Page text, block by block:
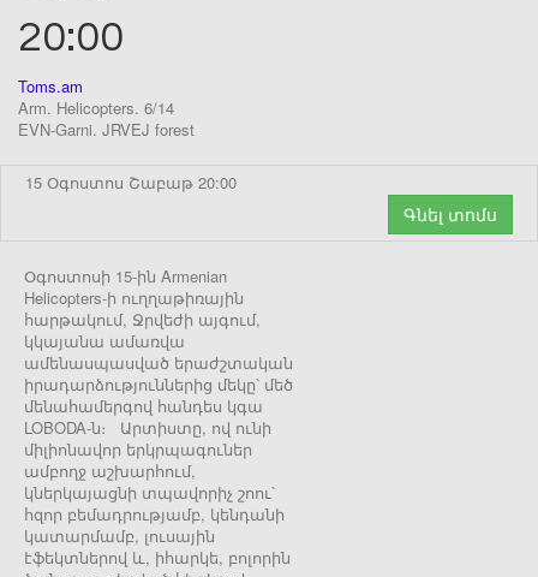
20:00
Toms.am
Arm. Helicopters. 6/14
EVN-Garni. JRVEJ forest
15 Օգոստոս Շաբաթ 20:00
Գնել տոմս
Օգոստոսի 15-ին Armenian
Helicopters-ի ուղղաթիռային
հարթակում, Ջրվեժի այգում,
կկայանա ամառվա
ամենասպասված երաժշտական
իրադարձություններից մեկը՝ մեծ
մենահամերգով հանդես կգա
LOBODA-ն։ Արտիստը, ով ունի
միլիոնավոր երկրպագուներ
ամբողջ աշխարհում,
կներկայացնի տպավորիչ շոու՝
հզոր բեմադրությամբ, կենդանի
կատարմամբ, լուսային
էֆեկտներով և, իհարկե, բոլորին